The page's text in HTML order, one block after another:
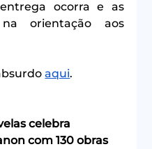
ocorra e as
orientação aos
aqui.
celebra
com 130 obras